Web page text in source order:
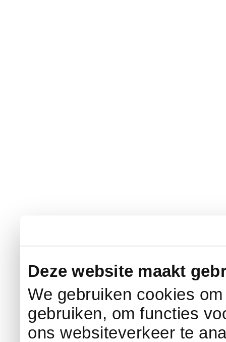
Deze website maakt
We gebruiken cookies
gebruiken, om functies
ons websiteverkeer te